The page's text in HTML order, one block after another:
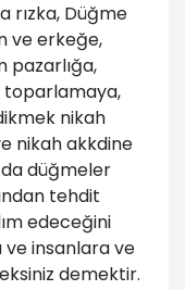
rızka, Düğme
ve erkeğe,
pazarlığa,
toparlamaya,
nikah
nikah akkdine
düğmeler
tehdit
edeceğini
ve insanlara ve
demektir.